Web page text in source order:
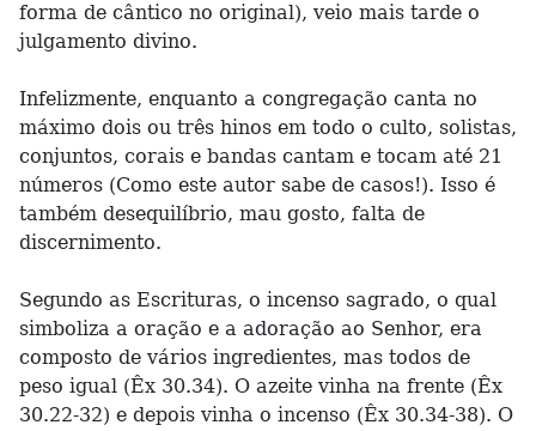
forma de cântico no original), veio mais tarde o
julgamento divino.
Infelizmente, enquanto a congregação canta no
máximo dois ou três hinos em todo o culto, solistas,
conjuntos, corais e bandas cantam e tocam até 21
números (Como este autor sabe de casos!). Isso é
também desequilíbrio, mau gosto, falta de
discernimento.
Segundo as Escrituras, o incenso sagrado, o qual
simboliza a oração e a adoração ao Senhor, era
composto de vários ingredientes, mas todos de
peso igual (Êx 30.34). O azeite vinha na frente (Êx
30.22-32) e depois vinha o incenso (Êx 30.34-38). O